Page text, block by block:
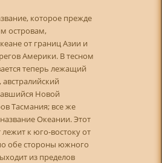
которое прежде
островам,
от границ Азии и
Америки. В тесном
теперь лежащий
Новой
Тасмания; все же
Океании. Этот
к юго-востоку от
обе стороны южного
из пределов